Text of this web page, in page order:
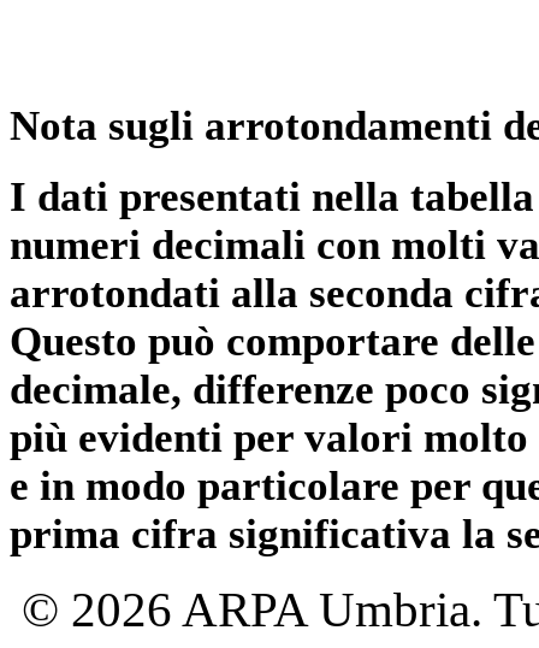
Nota sugli arrotondamenti
I dati presentati nella
numeri decimali con molti
arrotondati alla seconda
Questo può comportare
decimale, differenze poco
più evidenti per valori
e in modo particolare per
prima cifra significativa la
© 2026 ARPA Umbria.